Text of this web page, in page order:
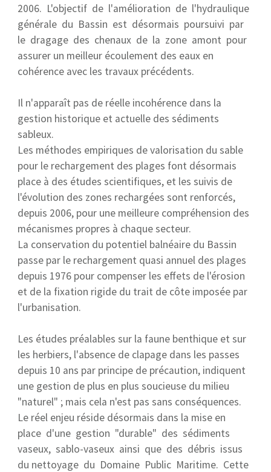
2006. L'objectif de l'amélioration de l'hydraulique
générale du Bassin est désormais poursuivi par
le dragage des chenaux de la zone amont pour
assurer un meilleur écoulement des eaux en
cohérence avec les travaux précédents.
Il n'apparaît pas de réelle incohérence dans la
gestion historique et actuelle des sédiments
sableux.
Les méthodes empiriques de valorisation du sable
pour le rechargement des plages font désormais
place à des études scientifiques, et les suivis de
l'évolution des zones rechargées sont renforcés,
depuis 2006, pour une meilleure compréhension des
mécanismes propres à chaque secteur.
La conservation du potentiel balnéaire du Bassin
passe par le rechargement quasi annuel des plages
depuis 1976 pour compenser les effets de l'érosion
et de la fixation rigide du trait de côte imposée par
l'urbanisation.
Les études préalables sur la faune benthique et sur
les herbiers, l'absence de clapage dans les passes
depuis 10 ans par principe de précaution, indiquent
une gestion de plus en plus soucieuse du milieu
"naturel" ; mais cela n'est pas sans conséquences.
Le réel enjeu réside désormais dans la mise en
place d'une gestion "durable" des sédiments
vaseux, sablo-vaseux ainsi que des débris issus
du nettoyage du Domaine Public Maritime. Cette